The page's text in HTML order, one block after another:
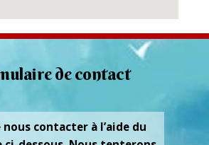
de contact
nous contacter à l’aide du